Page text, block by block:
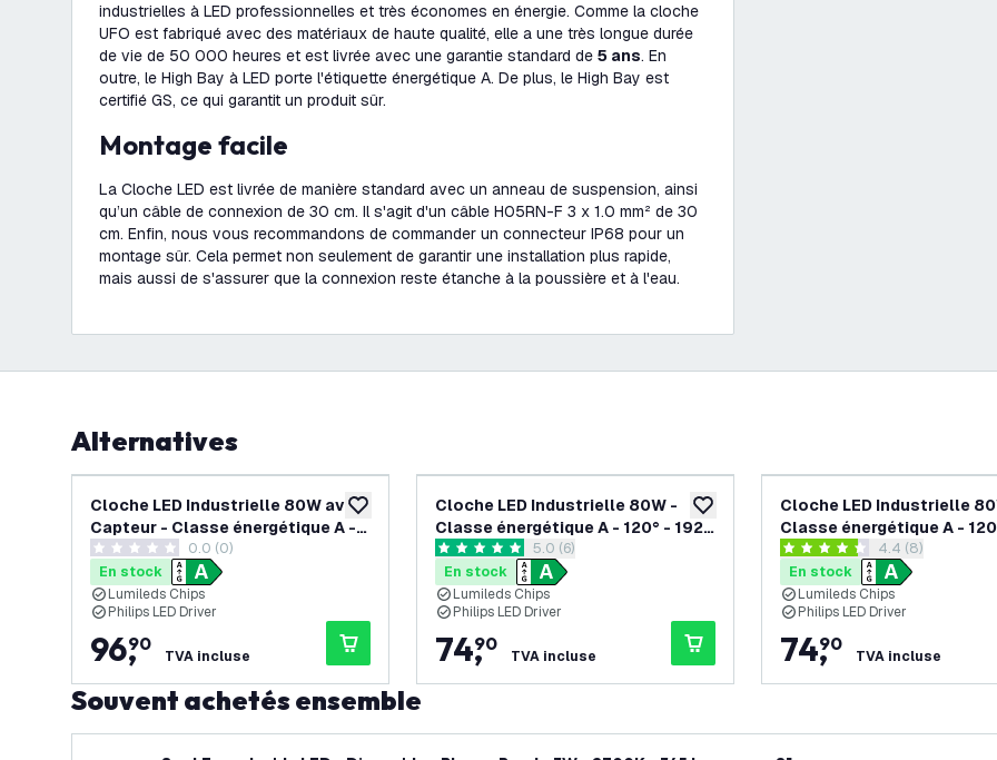
industrielles à LED professionnelles et très économes en énergie. Comme la cloche
UFO est fabriqué avec des matériaux de haute qualité, elle a une très longue durée
de vie de 50 000 heures et est livrée avec une garantie standard de 5 ans. En
outre, le High Bay à LED porte l'étiquette énergétique A. De plus, le High Bay est
certifié GS, ce qui garantit un produit sûr.
Montage facile
La Cloche LED est livrée de manière standard avec un anneau de suspension, ainsi
qu’un câble de connexion de 30 cm. Il s'agit d'un câble H05RN-F 3 x 1.0 mm² de 30
cm. Enfin, nous vous recommandons de commander un connecteur IP68 pour un
montage sûr. Cela permet non seulement de garantir une installation plus rapide,
mais aussi de s'assurer que la connexion reste étanche à la poussière et à l'eau.
Alternatives
ajouter à la liste de souhaits
Cloche LED Industrielle 80W avec
Capteur - Classe énergétique A -
120° - 192 Lm/W - 6000K - IP65 -
Dimmable
0 étoiles de notation
0.0 (0)
En stock
Lumileds Chips
Philips LED Driver
96,
90
TVA incluse
ajouter à la liste de souhaits
Cloche LED Industrielle 80W -
Classe énergétique A - 120° - 192
Lm/W - 4000K - IP65 - Dimmable
ouvrir le tiroir des avis
5 étoiles de notation
5.0 (6)
En stock
Lumileds Chips
Philips LED Driver
74,
90
TVA incluse
Cloche LED Industrielle
Classe énergétique A -
Lm/W - 6000K - IP65 -
ouvrir le tiroir des
4.4 étoiles de notation
4.4 (8)
En stock
Lumileds Chips
Philips LED Driver
74,
90
TVA incluse
Souvent achetés ensemble